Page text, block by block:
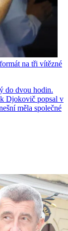
na tři vítězné
do dvou hodin.
Djokovič popsal v
měla společné